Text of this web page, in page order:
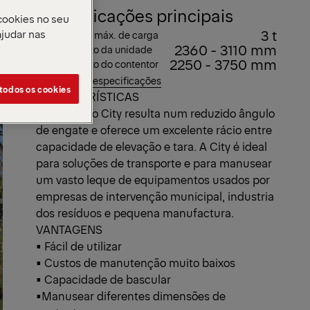
Especificações principais
Capacidade máx. de carga 3 t
Comprimento da unidade 2360 - 3110 mm
Comprimento do contentor 2250 - 3750 mm
Ver todas as especificações
CARACTERÍSTICAS
O design do City resulta num reduzido ângulo
de engate e oferece um excelente rácio entre
capacidade de elevação e tara. A City é ideal
para soluções de transporte e para manusear
um vasto leque de equipamentos usados por
empresas de intervenção municipal, industria
dos resíduos e pequena manufactura.
VANTAGENS
• Fácil de utilizar
• Custos de manutenção muito baixos
• Capacidade de bascular
•Manusear diferentes dimensões de
no seu
nas
os cookies